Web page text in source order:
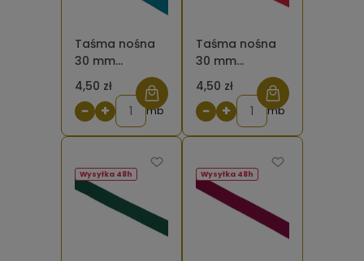
Taśma nośna
30 mm
poliestrowo -
bawełniana
morska 906
4,50 zł
− + mb
Taśma nośna
30 mm
poliestrowo -
bawełniana
czerwona 171
4,50 zł
− + mb
Wysyłka 48h Wysyłka 48h